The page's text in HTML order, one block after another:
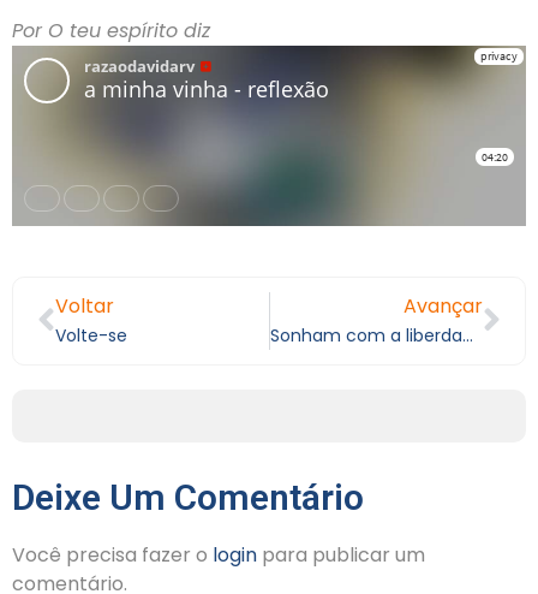
Por O teu espírito diz
Voltar
Volte-se
Avançar
Sonham com a liberdade
Deixe Um Comentário
Você precisa fazer o login para publicar um
comentário.